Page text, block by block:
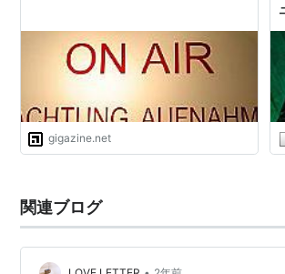
gigazine.net
関連ブログ